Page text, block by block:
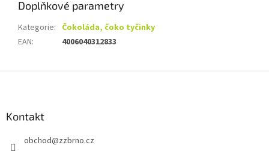
Doplňkové parametry
Kategorie: Čokoláda, čoko tyčinky
EAN: 4006040312833
Kontakt
obchod@zzbrno.cz